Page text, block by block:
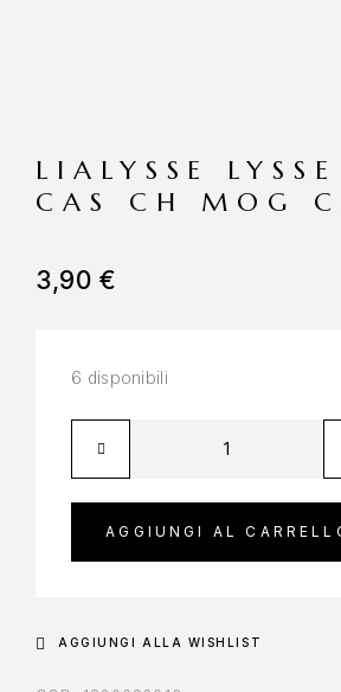
LIALYSSE
CAS CH MOG
3,90€
6 disponibili
AGGIUNGI AL
AGGIUNGI ALLA WISHLIST